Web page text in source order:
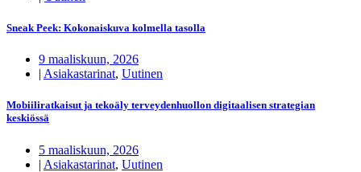
Sneak Peek: Kokonaiskuva kolmella tasolla
9 maaliskuun, 2026
| Asiakastarinat, Uutinen
Mobiiliratkaisut ja tekoäly terveydenhuollon digitaalisen strategian
keskiössä
5 maaliskuun, 2026
| Asiakastarinat, Uutinen